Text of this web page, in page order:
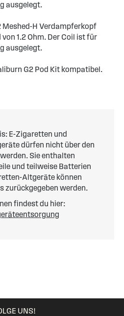
ausgelegt.
Meshed-H Verdampferkopf
1.2 Ohm. Der Coil ist für
ausgelegt.
G2 Pod Kit kompatibel.
E-Zigaretten und
dürfen nicht über den
Sie enthalten
und teilweise Batterien
Altgeräte können
zurückgegeben werden.
findest du hier:
UNS!